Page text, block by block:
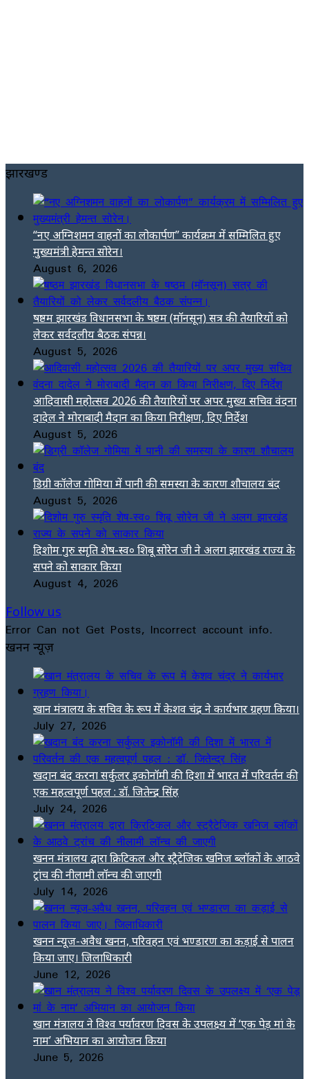
झारखण्ड
“नए अग्निशमन वाहनों का लोकार्पण” कार्यक्रम में सम्मिलित हुए
मुख्यमंत्री हेमन्त सोरेन।
August 6, 2026
षष्ठम झारखंड विधानसभा के षष्ठम (मॉनसून) सत्र की तैयारियों को
लेकर सर्वदलीय बैठक संपन्न।
August 5, 2026
आदिवासी महोत्सव 2026 की तैयारियों पर अपर मुख्य सचिव वंदना
दादेल ने मोराबादी मैदान का किया निरीक्षण, दिए निर्देश
August 5, 2026
डिग्री कॉलेज गोमिया में पानी की समस्या के कारण शौचालय बंद
August 5, 2026
दिशोम गुरु स्मृति शेष-स्व० शिबू सोरेन जी ने अलग झारखंड राज्य के
सपने को साकार किया
August 4, 2026
Follow us
Error Can not Get Posts, Incorrect account info.
खनन न्यूज़
खान मंत्रालय के सचिव के रूप में केशव चंद्र ने कार्यभार ग्रहण किया।
July 27, 2026
खदान बंद करना सर्कुलर इकोनॉमी की दिशा में भारत में परिवर्तन की
एक महत्वपूर्ण पहल : डॉ. जितेन्द्र सिंह
July 24, 2026
खनन मंत्रालय द्वारा क्रिटिकल और स्ट्रैटेजिक खनिज ब्लॉकों के आठवे
ट्रांच की नीलामी लॉन्च की जाएगी
July 14, 2026
खनन न्यूज-अवैध खनन, परिवहन एवं भण्डारण का कड़ाई से पालन
किया जाए। जिलाधिकारी
June 12, 2026
खान मंत्रालय ने विश्व पर्यावरण दिवस के उपलक्ष्य में ‘एक पेड़ मां के
नाम’ अभियान का आयोजन किया
June 5, 2026